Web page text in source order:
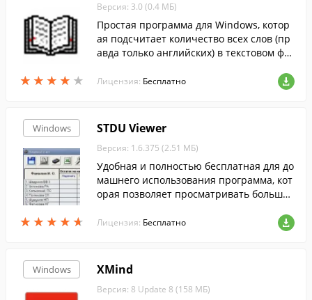
★ ★ ★ ★ ★
★ ★ ★ ★ ★
Версия: 3.0 (0.4 МБ)
Простая программа для Windows, котор
ая подсчитает количество всех слов (пр
авда только английских) в текстовом фа
Лицензия: Бесплатно
Windows
★ ★ ★ ★ ★
★ ★ ★ ★ ★
STDU Viewer
Версия: 1.6.375 (2.51 МБ)
Удобная и полностью бесплатная для до
машнего использования программа, кот
орая позволяет просматривать большое
иксов.
Лицензия: Бесплатно
Windows XMind
Версия: 8 Update 8 (158 МБ)